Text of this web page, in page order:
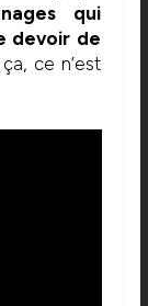
qui
devoir de
ce n’est